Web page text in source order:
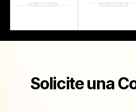
Solicite una